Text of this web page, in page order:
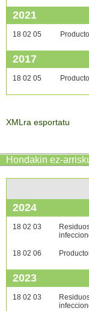
2021
18 02 05
2017
18 02 05
XMLra esportatu
Hondakin ez-
2024
18 02 03
18 02 06
2023
18 02 03